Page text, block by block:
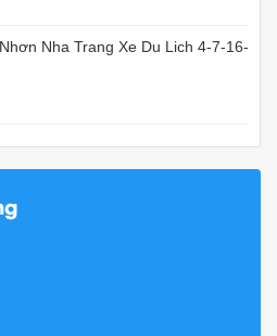
Nha Trang Xe Du Lich 4-7-16-